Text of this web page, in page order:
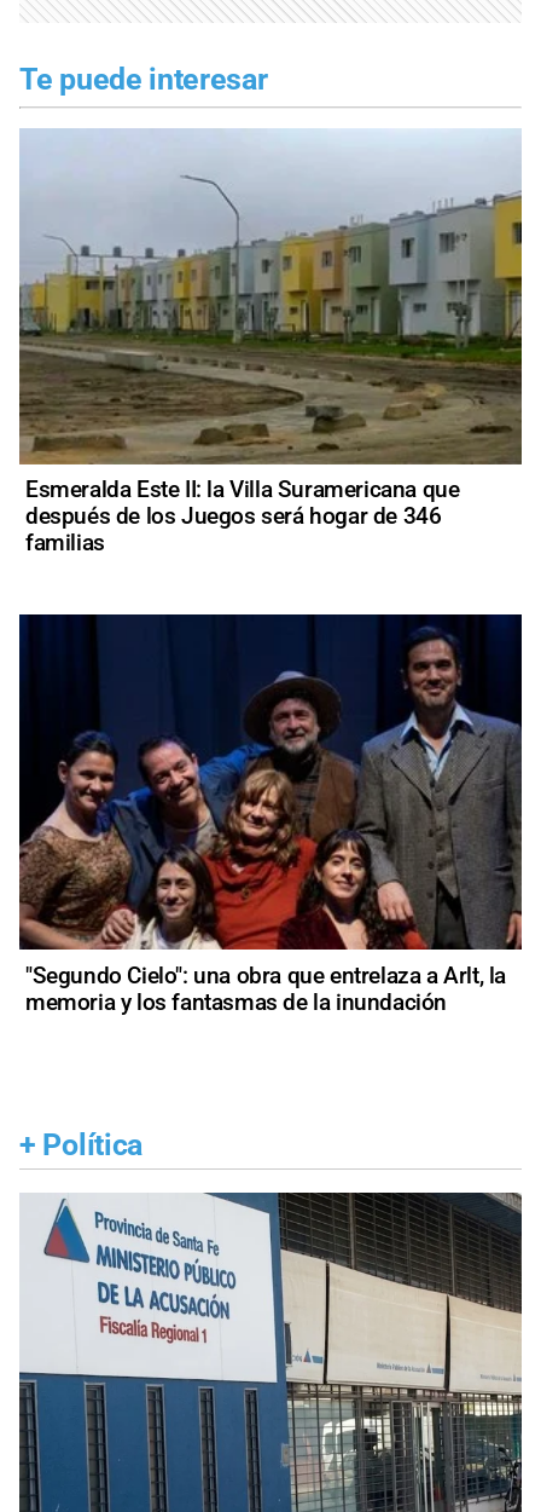
Te puede interesar
Esmeralda Este II: la Villa Suramericana que
después de los Juegos será hogar de 346
familias
"Segundo Cielo": una obra que entrelaza a Arlt, la
memoria y los fantasmas de la inundación
+ Política